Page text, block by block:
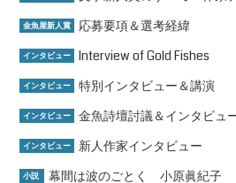
金魚屋新人賞 応募要項＆選考経緯
インタビュー Interview of Gold Fishes
インタビュー 特別インタビュー＆講演
インタビュー 金魚詩壇討議＆インタビュ
インタビュー 新人作家インタビュー
小説 幕間は波のごとく 小原眞紀子